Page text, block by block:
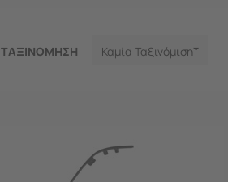
ΤΑΞΙΝΟΜΗΣΗ Καμία Ταξινόμιση